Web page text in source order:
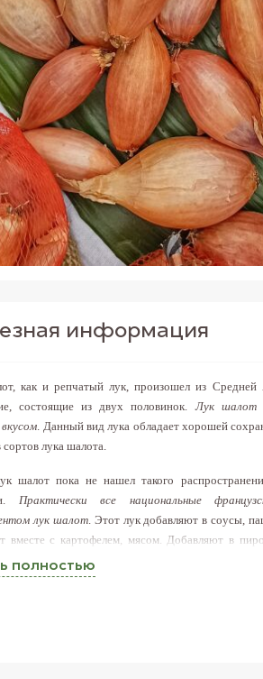
информация
полностью
как и репчатый лук, произошел из Средней
состоящие из двух половинок.Лук шалот
. Данный вид лука обладает хорошей
сортов лука шалота.
шалот пока не нашел такого
Практически все национальные
лук шалот. Этот лук добавляют в соусы,
вместе с картофелем, мясом. Добавляют в
готовят маринады для мяса и рыбы.
магазине FreshMart Вы найдете самый свежий и